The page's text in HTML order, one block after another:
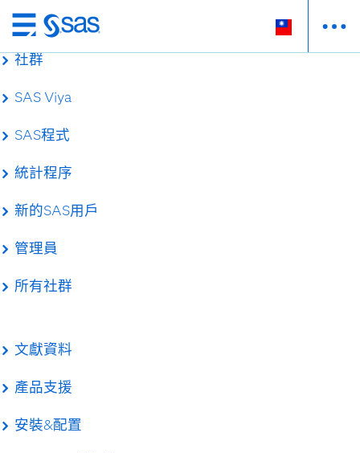
跳
至
要
容
社群
SAS Viya
SAS程式
統計程序
新的SAS用戶
管理員
所有社群
文獻資料
產品支援
安裝&配置